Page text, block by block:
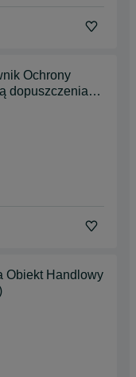
Ochrony
dopuszczenia
zł/h brutto-
Obiekt Handlowy